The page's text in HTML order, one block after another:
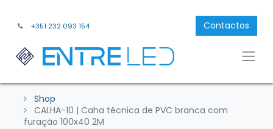
+351 232 093 154 Contactos
Shop
CALHA-10 | Caha técnica de PVC branca com
furação 100x40 2M